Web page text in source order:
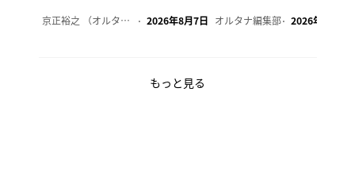
京正裕之 （オルタナ副編集長） 2026年8月7日 オルタナ編集部 2026年8月7日
もっと見る